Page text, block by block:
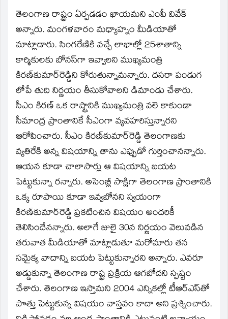
తెలంగాణ రాష్ట్రం ఏర్పడడం ఖాయమని ఎంపీ వివేక్‌
అన్నారు. మంగళవారం మధ్యాహ్నం మీడియాతో
మాట్లాడారు. సింగరేణికి వచ్చే లాభాల్లో 25శాతాన్ని
కార్మికులకు బోనస్‌గా ఇవ్వాలని ముఖ్యమంత్రి
కిరణ్‌కుమార్‌రెడ్డిని కోరుతున్నామన్నారు. దసరా పండుగ
లోపే తుది నిర్ణయం తీసుకోవాలని డిమాండు చేశారు.
సీఎం కిరణ్‌ ఒక రాష్ట్రానికి ముఖ్యమంత్రి వలె కాకుండా
సీమాంద్ర ప్రాంతానికే సీఎంగా వ్యవహరిస్తున్నారని
ఆరోపించారు. సీఎం కిరణ్‌కుమార్‌రెడ్డి తెలంగాణకు
వ్యతిరేకి అన్న విషయాన్ని తాను ఎప్పుడో గుర్తించానన్నారు.
ఆయన కూడా చాలాసార్లు ఆ విషయాన్ని బయట
పెట్టుకున్నా రన్నారు. అసెంబ్లీ సాక్షిగా తెలంగాణ ప్రాంతానికి
ఒక్క రూపాయి కూడా ఇవ్వబోనని స్వయంగా
కిరణ్‌కుమార్‌రెడ్డి ప్రకటించిన విషయం అందరికీ
తెలిసిందేనన్నారు. అలాగే జులై 30న నిర్ణయం వెలువడిన
తరువాత మీడియాతో మాట్లాడుతూ మరోమారు తన
సమైక్య వాదాన్ని బయట పెట్టుకున్నారని అన్నారు. ఎవరూ
అడ్డుకున్నా తెలంగాణ రాష్ట్ర ప్రక్రియ ఆగబోదని స్పష్టం
చేశారు. తెలంగాణ ఇస్తామని 2004 ఎన్నికల్లో టీఆర్‌ఎస్‌తో
పొత్తు పెట్టుకున్న విషయం వాస్తవం కాదా అని ప్రశ్నించారు.